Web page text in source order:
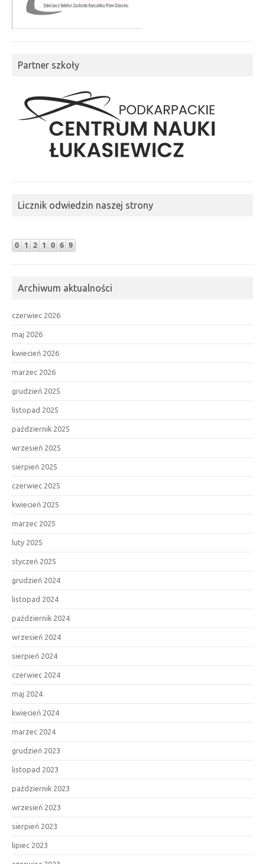
Partner szkoły
Licznik odwiedzin naszej strony
Archiwum aktualności
czerwiec 2026
maj 2026
kwiecień 2026
marzec 2026
grudzień 2025
listopad 2025
październik 2025
wrzesień 2025
sierpień 2025
czerwiec 2025
kwiecień 2025
marzec 2025
luty 2025
styczeń 2025
grudzień 2024
listopad 2024
październik 2024
wrzesień 2024
sierpień 2024
czerwiec 2024
maj 2024
kwiecień 2024
marzec 2024
grudzień 2023
listopad 2023
październik 2023
wrzesień 2023
sierpień 2023
lipiec 2023